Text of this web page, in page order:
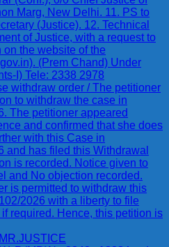
Marg, New Delhi. 11. PS to
(Justice). 12. Technical
of Justice, with a request to
the website of the
(Prem Chand) Under
I) Tele: 2338 2978
withdraw order / The petitioner
to withdraw the case in
The petitioner appeared
and confirmed that she does
with this Case in
and has filed this Withdrawal
is recorded. Notice given to
and No objection recorded.
is permitted to withdraw this
2026 with a liberty to file
required. Hence, this petition is